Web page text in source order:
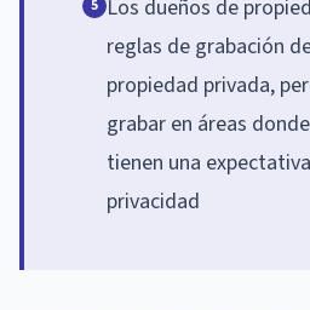
5 Los dueños de
reglas de grabación
propiedad privada,
grabar en áreas
tienen una
privacidad